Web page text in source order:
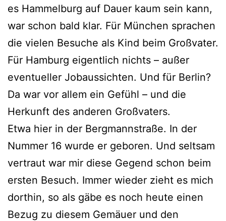
es Hammelburg auf Dauer kaum sein kann,
war schon bald klar. Für München sprachen
die vielen Besuche als Kind beim Großvater.
Für Hamburg eigentlich nichts – außer
eventueller Jobaussichten. Und für Berlin?
Da war vor allem ein Gefühl – und die
Herkunft des anderen Großvaters.
Etwa hier in der Bergmannstraße. In der
Nummer 16 wurde er geboren. Und seltsam
vertraut war mir diese Gegend schon beim
ersten Besuch. Immer wieder zieht es mich
dorthin, so als gäbe es noch heute einen
Bezug zu diesem Gemäuer und den